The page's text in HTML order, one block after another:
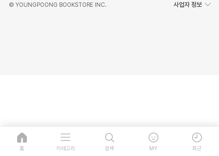
© YOUNGPOONG BOOKSTORE INC. 사업자 정보
홈 카테고리 검색 MY 최근